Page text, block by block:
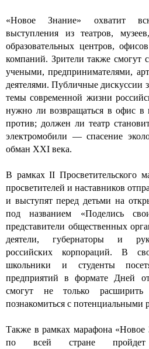
«Новое Знание» охватит
выступления из театров,
образовательных центров,
компаний. Зрители также смогут
учеными, предпринимателями,
деятелями. Публичные дискуссии
темы современной жизни
нужно ли возвращаться в офис в
против; должен ли театр
электромобили — спасение
обман XXI века.
В рамках II Просветительского
просветителей и наставников
и выступят перед детьми на
под названием «Поделись
представители общественных
деятели, губернаторы и
российских корпораций. В
школьники и студенты
предприятий в формате Дней
смогут не только
познакомиться с потенциальными
Также в рамках марафона «Новое
по всей стране пройдет